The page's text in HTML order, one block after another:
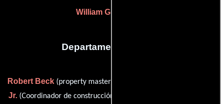
William G. Davis
Departamento de arte
Robert Beck(property master (as Robbie Beck)),
Jr. (Coordinador de construcción),